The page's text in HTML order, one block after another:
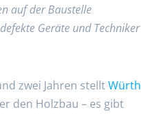
auf der Baustelle
Geräte und Techniker
zwei Jahren stelltWürth
den Holzbau – es gibt